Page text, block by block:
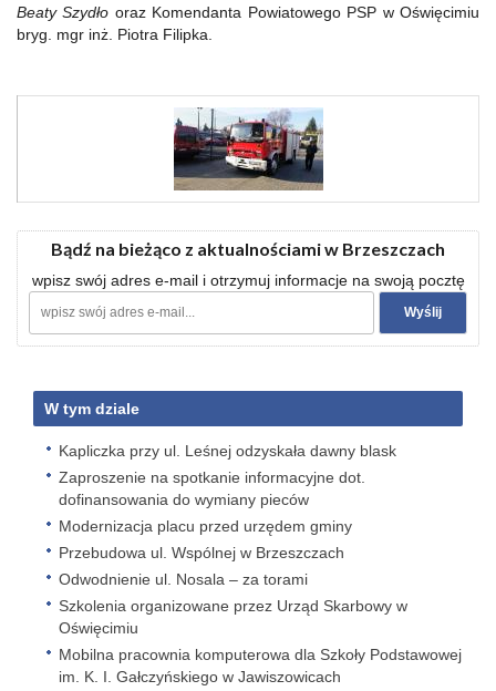
Beaty Szydło oraz Komendanta Powiatowego PSP w Oświęcimiu
bryg. mgr inż. Piotra Filipka.
Bądź na bieżąco z aktualnościami w Brzeszczach
wpisz swój adres e-mail i otrzymuj informacje na swoją pocztę
W tym dziale
Kapliczka przy ul. Leśnej odzyskała dawny blask
Zaproszenie na spotkanie informacyjne dot.
dofinansowania do wymiany pieców
Modernizacja placu przed urzędem gminy
Przebudowa ul. Wspólnej w Brzeszczach
Odwodnienie ul. Nosala – za torami
Szkolenia organizowane przez Urząd Skarbowy w
Oświęcimiu
Mobilna pracownia komputerowa dla Szkoły Podstawowej
im. K. I. Gałczyńskiego w Jawiszowicach